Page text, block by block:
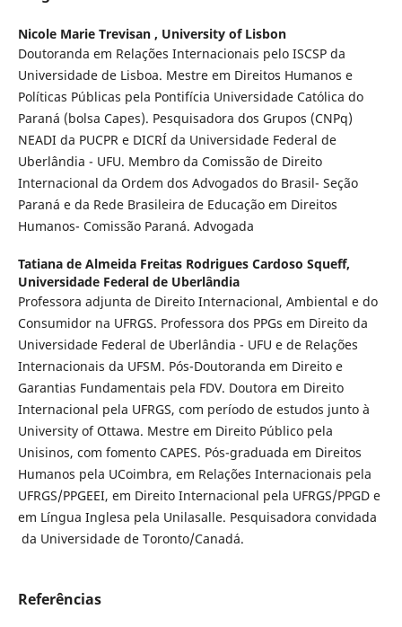
Nicole Marie Trevisan , University of Lisbon
Doutoranda em Relações Internacionais pelo ISCSP da
Universidade de Lisboa. Mestre em Direitos Humanos e
Políticas Públicas pela Pontifícia Universidade Católica do
Paraná (bolsa Capes). Pesquisadora dos Grupos (CNPq)
NEADI da PUCPR e DICRÍ da Universidade Federal de
Uberlândia - UFU. Membro da Comissão de Direito
Internacional da Ordem dos Advogados do Brasil- Seção
Paraná e da Rede Brasileira de Educação em Direitos
Humanos- Comissão Paraná. Advogada
Tatiana de Almeida Freitas Rodrigues Cardoso Squeff,
Universidade Federal de Uberlândia
Professora adjunta de Direito Internacional, Ambiental e do
Consumidor na UFRGS. Professora dos PPGs em Direito da
Universidade Federal de Uberlândia - UFU e de Relações
Internacionais da UFSM. Pós-Doutoranda em Direito e
Garantias Fundamentais pela FDV. Doutora em Direito
Internacional pela UFRGS, com período de estudos junto à
University of Ottawa. Mestre em Direito Público pela
Unisinos, com fomento CAPES. Pós-graduada em Direitos
Humanos pela UCoimbra, em Relações Internacionais pela
UFRGS/PPGEEI, em Direito Internacional pela UFRGS/PPGD e
em Língua Inglesa pela Unilasalle. Pesquisadora convidada
da Universidade de Toronto/Canadá.
Referências